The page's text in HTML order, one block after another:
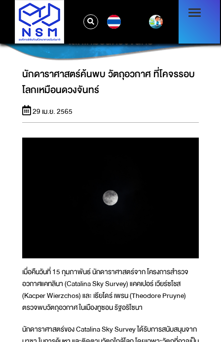
นักดาราศาสตร์ค้นพบ วัตถุอวกาศ ที่โคจรรอบ
โลกเหมือนดวงจันทร์
นักดาราศาสตร์ค้นพบ วัตถุอวกาศ ที่โคจรรอบ
โลกเหมือนดวงจันทร์
29 เม.ย. 2565
เมื่อคืนวันที่ 15 กุมภาพันธ์ นักดาราศาสตร์จาก โครงการสำรวจ
อวกาศแคทลินา (Catalina Sky Survey) แคคเปอร์ เวียร์ซโชส
(Kacper Wierzchos) และ เธียโดร์ เพรน (Theodore Pruyne)
ตรวจพบวัตถุอวกาศ ในเมืองทูซอน รัฐอริโซนา
นักดาราศาสตร์ของ Catalina Sky Survey ได้รับการสนับสนุนจาก